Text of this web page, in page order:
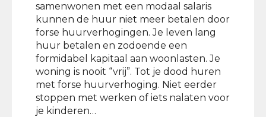
samenwonen met een modaal salaris
kunnen de huur niet meer betalen door
forse huurverhogingen. Je leven lang
huur betalen en zodoende een
formidabel kapitaal aan woonlasten. Je
woning is nooit “vrij”. Tot je dood huren
met forse huurverhoging. Niet eerder
stoppen met werken of iets nalaten voor
je kinderen…